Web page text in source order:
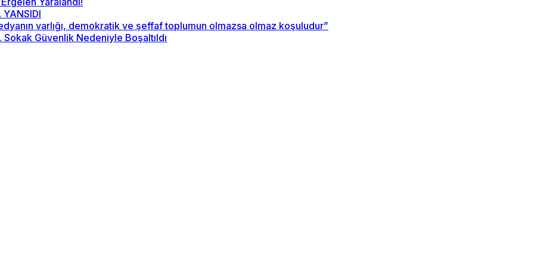
YANSIDI
varlığı, demokratik ve şeffaf toplumun olmazsa olmaz koşuludur”
Sokak Güvenlik Nedeniyle Boşaltıldı